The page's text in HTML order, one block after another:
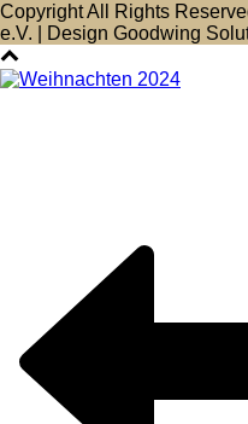
Copyright All Rights
e.V. | Design Goodwing